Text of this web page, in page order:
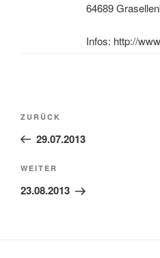
64689
Infos: http://
Beitragsnavigation
Vorheriger
Beitrag
ZURÜCK
29.07.2013
Nächster
Beitrag
WEITER
23.08.2013